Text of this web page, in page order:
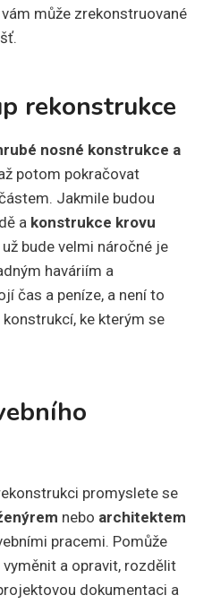
může zrekonstruované
rekonstrukce
nosné konstrukce a
potom pokračovat
Jakmile budou
a konstrukce krovu
bude velmi náročné je
haváriím a
čas a peníze, a není to
ke kterým se
promyslete se
nebo architektem
pracemi. Pomůže
a opravit, rozdělit
dokumentaci a